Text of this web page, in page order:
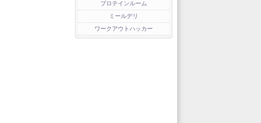
プロテインルーム
ミールデリ
ワークアウトハッカー